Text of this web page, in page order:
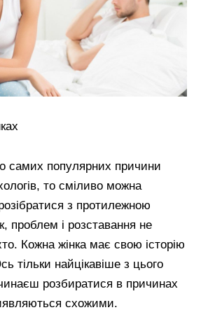
самих популярних причини
то сміливо можна
з протилежною
проблем і розставання не
Кожна жінка має свою історію
тільки найцікавіше з цього
розбиратися в причинах
схожими.